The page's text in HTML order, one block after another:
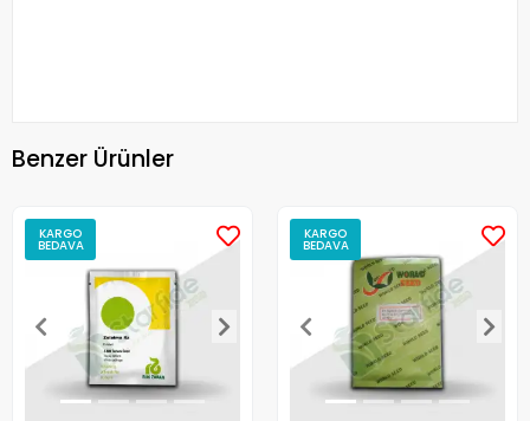
Benzer Ürünler
KARGO
BEDAVA
KARGO
BEDAVA